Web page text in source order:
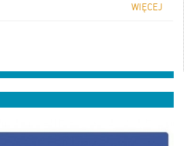
WIĘCEJ